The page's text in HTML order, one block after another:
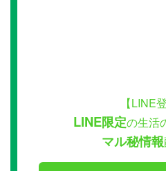
【LINE
LINE限定の生活
マル秘情報